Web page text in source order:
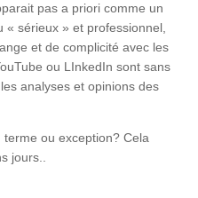
pas a priori comme un
« sérieux » et professionnel,
et de complicité avec les
ou LInkedIn sont sans
analyses et opinions des
ou exception? Cela
jours..